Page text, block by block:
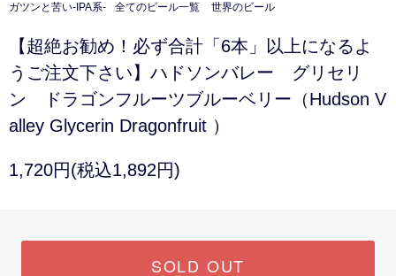
ガツンと苦い-IPA系- 全てのビール一覧 世界のビール
【超絶お勧め！必ず合計「6本」以上になるよ
うご注文下さい】ハドソンバレー グリセリ
ン ドラゴンフルーツブルーベリー（Hudson V
alley Glycerin Dragonfruit ）
1,720円(税込1,892円)
SOLD OUT